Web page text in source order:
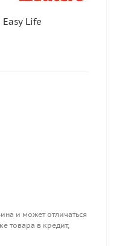
Life
и может отличаться
товара в кредит,